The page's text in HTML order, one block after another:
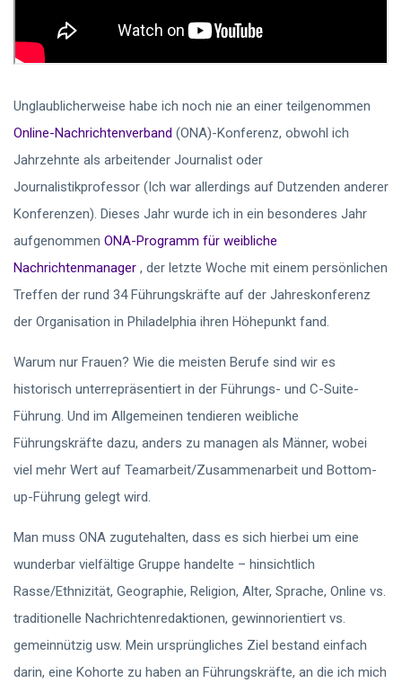
Unglaublicherweise habe ich noch nie an einer teilgenommen
Online-Nachrichtenverband (ONA)-Konferenz, obwohl ich
Jahrzehnte als arbeitender Journalist oder
Journalistikprofessor (Ich war allerdings auf Dutzenden anderer
Konferenzen). Dieses Jahr wurde ich in ein besonderes Jahr
aufgenommen ONA-Programm für weibliche
Nachrichtenmanager , der letzte Woche mit einem persönlichen
Treffen der rund 34 Führungskräfte auf der Jahreskonferenz
der Organisation in Philadelphia ihren Höhepunkt fand.
Warum nur Frauen? Wie die meisten Berufe sind wir es
historisch unterrepräsentiert in der Führungs- und C-Suite-
Führung. Und im Allgemeinen tendieren weibliche
Führungskräfte dazu, anders zu managen als Männer, wobei
viel mehr Wert auf Teamarbeit/Zusammenarbeit und Bottom-
up-Führung gelegt wird.
Man muss ONA zugutehalten, dass es sich hierbei um eine
wunderbar vielfältige Gruppe handelte – hinsichtlich
Rasse/Ethnizität, Geographie, Religion, Alter, Sprache, Online vs.
traditionelle Nachrichtenredaktionen, gewinnorientiert vs.
gemeinnützig usw. Mein ursprüngliches Ziel bestand einfach
darin, eine Kohorte zu haben an Führungskräfte, an die ich mich